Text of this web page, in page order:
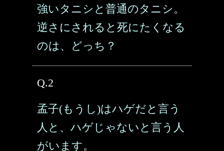
強いタニシと普通のタニシ。
逆さにされると死にたくなる
のは、どっち？
Q.2
孟子(もうし)はハゲだと言う
人と、ハゲじゃないと言う人
がいます。